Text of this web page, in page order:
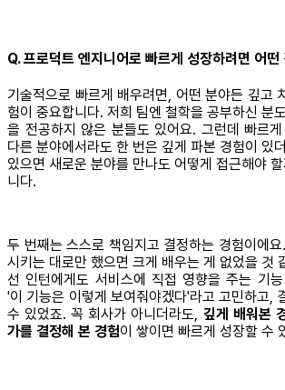
Q. 프로덕트 엔지니어로 빠르게 성장하려면 어
기술적으로 빠르게 배우려면, 어떤 분야든 깊고
험이 중요합니다. 저희 팀엔 철학을 공부하신 분
을 전공하지 않은 분들도 있어요. 그런데 빠르
다른 분야에서라도 한 번은 깊게 파본 경험이 있
있으면 새로운 분야를 만나도 어떻게 접근해야
니다.
두 번째는 스스로 책임지고 결정하는 경험이에요
시키는 대로만 했으면 크게 배우는 게 없었을 것
선 인턴에게도 서비스에 직접 영향을 주는 기
'이 기능은 이렇게 보여줘야겠다'라고 고민하고,
수 있었죠. 꼭 회사가 아니더라도, 깊게 배워본
가를 결정해 본 경험이 쌓이면 빠르게 성장할 수